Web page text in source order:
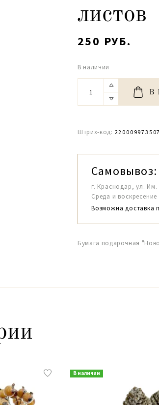
листов
250 РУБ.
В наличии
В
Штрих-код:
Самовывоз:
г. Краснодар, ул. Им.
Среда и
Возможна доставка
Бумага подарочная
В наличии